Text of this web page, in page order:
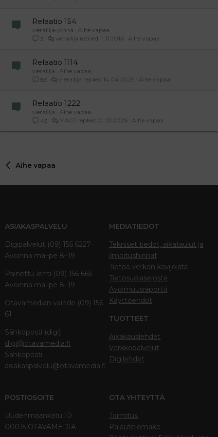
Relaatio 154
vierailija-jonna
Aihe vapaa
3
Aihe vapaa
11.11.2016
vierailija
Relaatio 1114
vierailija
Aihe vapaa
85
Aihe vapaa
14.04.2025
vierailija
Relaatio 1222
vierailija
Aihe vapaa
43
Aihe vapaa
01.01.2026
MAG1
Aihe vapaa
ASIAKASPALVELU
Digipalvelut (09) 156 6227
Avoinna ma–pe 8–19
Painettu lehti (09) 156 665
Avoinna ma–pe 8–19
Otavamedian vaihde (09) 156
61
Sähköposti (digi)
digi@otavamedia.fi
Sähköposti
asiakaspalvelu@otavamedia.fi
MEDIATIEDOT
Tekniset tiedot, aikataulut ja
ilmoitushinnat
Tietoa verkon kävijöistä
Tietosuojaseloste
Avoimuusraportti
Käyttöehdot
TUOTTEET
Aikakauslehdet
Verkkopalvelut
Digilehdet
POSTIOSOITE
Uudenmaankatu 10
00015 OTAVAMEDIA
OTA YHTEYTTÄ
Toimitus
Palautelomake